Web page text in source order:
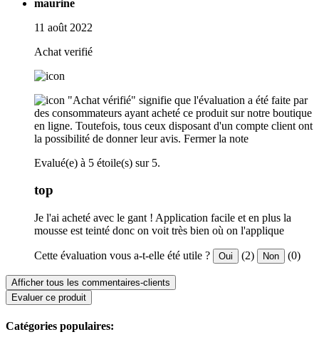
maurine
11 août 2022
Achat verifié
"Achat vérifié" signifie que l'évaluation a été faite par
des consommateurs ayant acheté ce produit sur notre boutique
en ligne. Toutefois, tous ceux disposant d'un compte client ont
la possibilité de donner leur avis. Fermer la note
Evalué(e) à 5 étoile(s) sur 5.
top
Je l'ai acheté avec le gant ! Application facile et en plus la
mousse est teinté donc on voit très bien où on l'applique
Cette évaluation vous a-t-elle été utile ? Oui (2) Non (0)
Afficher tous les commentaires-clients
Evaluer ce produit
Catégories populaires: